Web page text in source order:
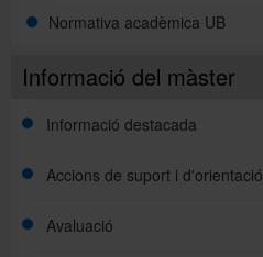
Informació del màster
Informació destacada
Accions de suport i d'orientació
Avaluació
Normativa acadèmica UB